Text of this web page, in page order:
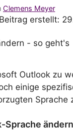
Clemens Meyer
Beitrag erstellt:
Outlook zu
einige
Sprache
Sprache